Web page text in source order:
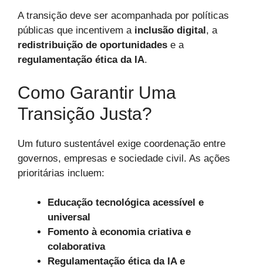
A transição deve ser acompanhada por políticas
públicas que incentivem a inclusão digital , a
redistribuição de oportunidades e a
regulamentação ética da IA.
Como Garantir Uma
Transição Justa?
Um futuro sustentável exige coordenação entre
governos, empresas e sociedade civil. As ações
prioritárias incluem:
Educação tecnológica acessível e
universal
Fomento à economia criativa e
colaborativa
Regulamentação ética da IA e